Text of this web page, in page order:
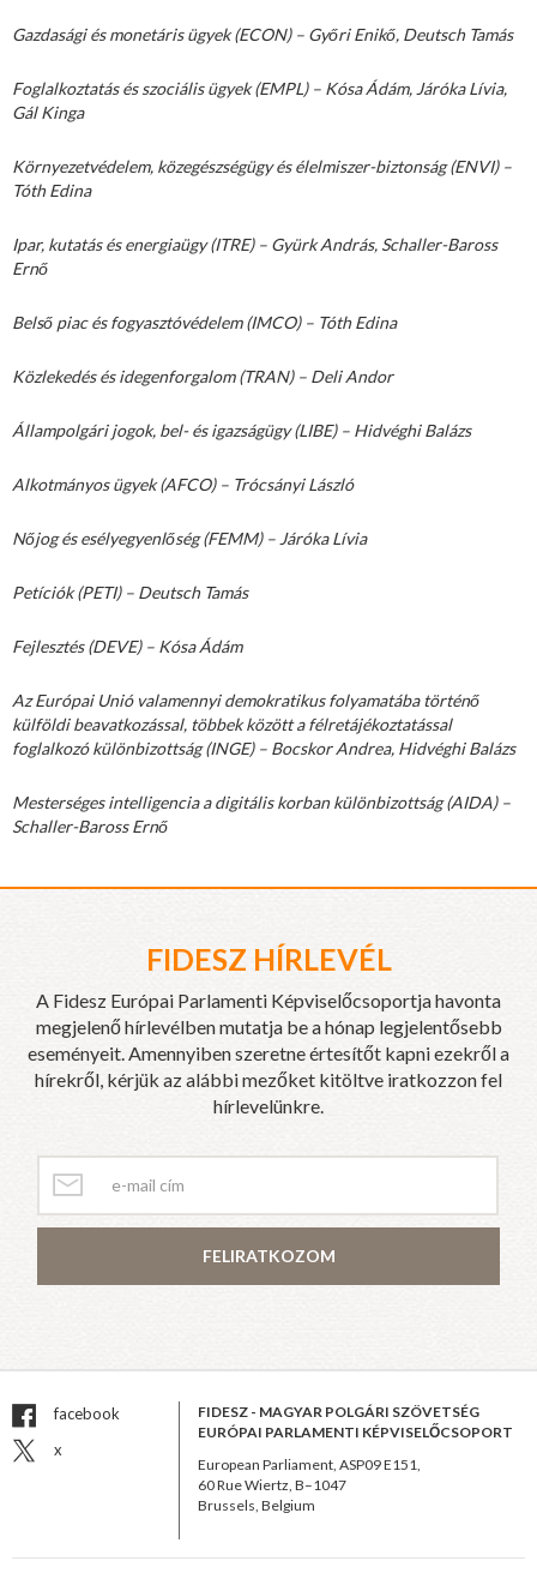
Gazdasági és monetáris ügyek (ECON) – Győri Enikő, Deutsch Tamás
Foglalkoztatás és szociális ügyek (EMPL) – Kósa Ádám, Járóka Lívia,
Gál Kinga
Környezetvédelem, közegészségügy és élelmiszer-biztonság (ENVI) –
Tóth Edina
Ipar, kutatás és energiaügy (ITRE) – Gyürk András, Schaller-Baross
Ernő
Belső piac és fogyasztóvédelem (IMCO) – Tóth Edina
Közlekedés és idegenforgalom (TRAN) – Deli Andor
Állampolgári jogok, bel- és igazságügy (LIBE) – Hidvéghi Balázs
Alkotmányos ügyek (AFCO) – Trócsányi László
Nőjog és esélyegyenlőség (FEMM) – Járóka Lívia
Petíciók (PETI) – Deutsch Tamás
Fejlesztés (DEVE) – Kósa Ádám
Az Európai Unió valamennyi demokratikus folyamatába történő
külföldi beavatkozással, többek között a félretájékoztatással
foglalkozó különbizottság (INGE) – Bocskor Andrea, Hidvéghi Balázs
Mesterséges intelligencia a digitális korban különbizottság (AIDA) –
Schaller-Baross Ernő
FIDESZ HÍRLEVÉL
A Fidesz Európai Parlamenti Képviselőcsoportja havonta
megjelenő hírlevélben mutatja be a hónap legjelentősebb
eseményeit. Amennyiben szeretne értesítőt kapni ezekről a
hírekről, kérjük az alábbi mezőket kitöltve iratkozzon fel
hírlevelünkre.
FELIRATKOZOM
facebook
x
FIDESZ - MAGYAR POLGÁRI SZÖVETSÉG
EURÓPAI PARLAMENTI KÉPVISELŐCSOPORT
European Parliament, ASP09 E151,
60 Rue Wiertz, B–1047
Brussels, Belgium